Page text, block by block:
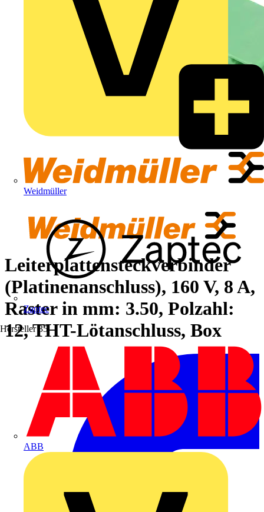
Weidmüller
Zaptec
Hersteller 35
ABB
Leiterplattensteckverbinder
(Platinenanschluss), 160 V, 8 A,
Raster in mm: 3.50, Polzahl:
12, THT-Lötanschluss, Box